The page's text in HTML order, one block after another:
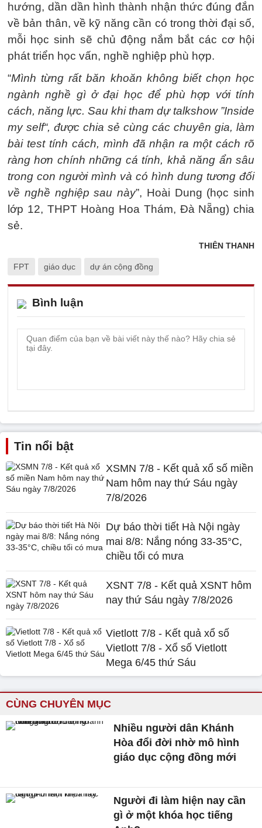
hướng, dần dần hình thành nhận thức đúng đắn
về bản thân, về kỹ năng cần có trong thời đại số,
mỗi học sinh sẽ chủ động nắm bắt các cơ hội
phát triển học vấn, nghề nghiệp phù hợp.
“Mình từng rất băn khoăn không biết chọn học
ngành nghề gì ở đại học để phù hợp với tính
cách, năng lực. Sau khi tham dự talkshow ”Inside
my self“, được chia sẻ cùng các chuyên gia, làm
bài test tính cách, mình đã nhận ra một cách rõ
ràng hơn chính những cá tính, khả năng ẩn sâu
trong con người mình và có hình dung tương đối
về nghề nghiệp sau này”, Hoài Dung (học sinh
lớp 12, THPT Hoàng Hoa Thám, Đà Nẵng) chia
sẻ.
THIÊN THANH
FPT giáo dục dự án cộng đồng
Bình luận
Tin nổi bật
XSMN 7/8 - Kết quả xổ số miền
Nam hôm nay thứ Sáu ngày
7/8/2026
Dự báo thời tiết Hà Nội ngày
mai 8/8: Nắng nóng 33-35°C,
chiều tối có mưa
XSNT 7/8 - Kết quả XSNT hôm
nay thứ Sáu ngày 7/8/2026
Vietlott 7/8 - Kết quả xổ số
Vietlott 7/8 - Xổ số Vietlott
Mega 6/45 thứ Sáu
CÙNG CHUYÊN MỤC
Nhiều người dân Khánh
Hòa đổi đời nhờ mô hình
giáo dục cộng đồng mới
Người đi làm hiện nay cần
gì ở một khóa học tiếng